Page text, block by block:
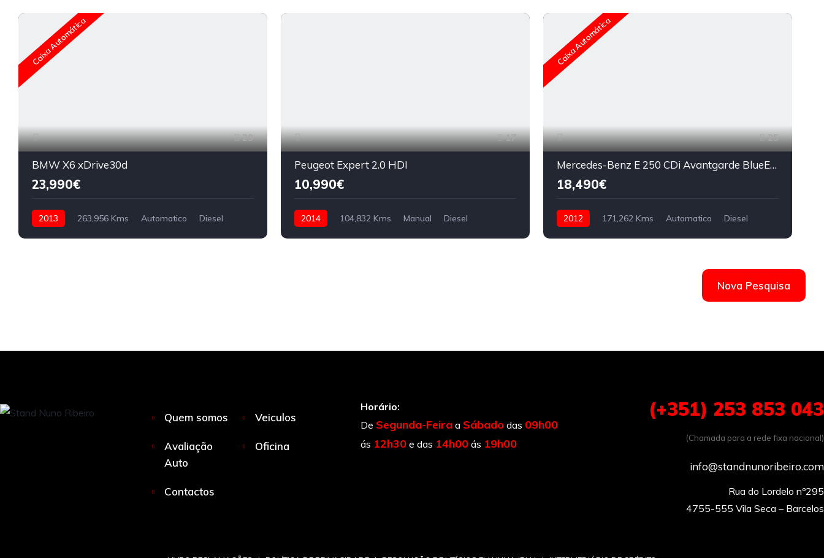
Caixa Automática
29
BMW X6 xDrive30d
23,990€
2013 263,956 Kms Automatico Diesel
17
Peugeot Expert 2.0 HDI
10,990€
2014 104,832 Kms Manual Diesel
Caixa Automática
25
Mercedes-Benz E 250 CDi Avantgarde BlueEfficiency Auto
18,490€
2012 171,262 Kms Automatico Diesel
Nova Pesquisa
Quem somos Veiculos
Avaliação
Auto
Oficina
Contactos
Horário:
De Segunda-Feiraa Sábado das 09h00
ás 12h30 e das 14h00 ás 19h00
(+351) 253 853 043
(Chamada para a rede fixa nacional)
info@standnunoribeiro.com
Rua do Lordelo nº295